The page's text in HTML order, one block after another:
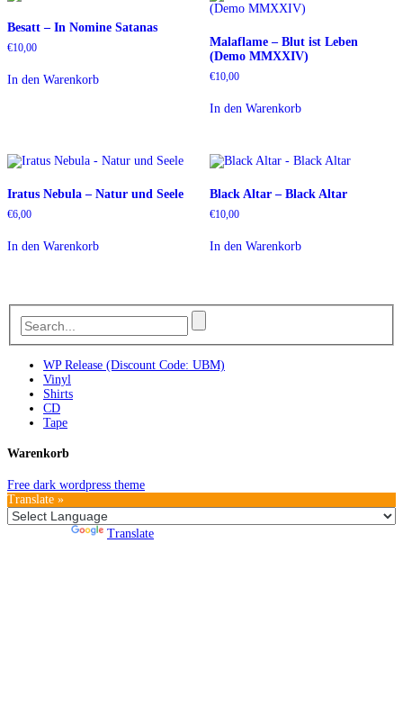
Besatt – In Nomine Satanas
€10,00
In den Warenkorb
Malaflame – Blut ist Leben
(Demo MMXXIV)
€10,00
In den Warenkorb
Iratus Nebula – Natur und Seele
€6,00
In den Warenkorb
Black Altar – Black Altar
€10,00
In den Warenkorb
WP Release (Discount Code: UBM)
Vinyl
Shirts
CD
Tape
Warenkorb
Free dark wordpress theme
Translate »
Translate